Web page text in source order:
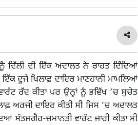
ਦਿੱਲੀ ਦੀ ਇੱਕ ਅਦਾਲਤ ਨੇ ਰਾਹਤ ਦਿੰਦਿਆਂ
ਦੂਜੇ ਖਿਲਾਫ਼ ਦਾਇਰ ਮਾਣਹਾਨੀ ਮਾਮਲਿਆਂ
ਰੱਦ ਕੀਤਾ ਪਰ ਉਨ੍ਹਾਂ ਨੂੰ ਭਵਿੱਖ ‘ਚ ਸੁਚੇਤ
ਅਰਜੀ ਦਾਇਰ ਕੀਤੀ ਸੀ ਜਿਸ ‘ਚ ਅਦਾਲਤ
ਸੰਤਜਗੈਰ-ਜ਼ਮਾਨਤੀ ਵਾਰੰਟ ਜਾਰੀ ਕੀਤਾ ਸੀ